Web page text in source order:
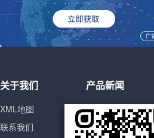
关于我们
XML地图
联系我们
产品新闻
运营知识
头条新闻